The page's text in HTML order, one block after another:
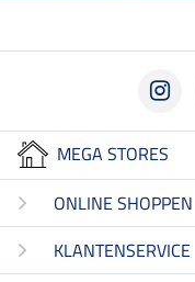
MEGA STORES
ONLINE SHOPPEN
KLANTENSERVICE